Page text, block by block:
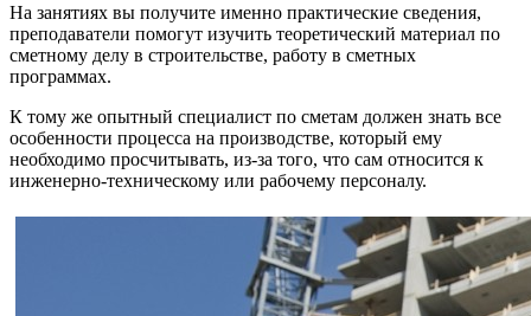
На занятиях вы получите именно практические сведения,
преподаватели помогут изучить теоретический материал по
сметному делу в строительстве, работу в сметных
программах.
К тому же опытный специалист по сметам должен знать все
особенности процесса на производстве, который ему
необходимо просчитывать, из-за того, что сам относится к
инженерно-техническому или рабочему персоналу.